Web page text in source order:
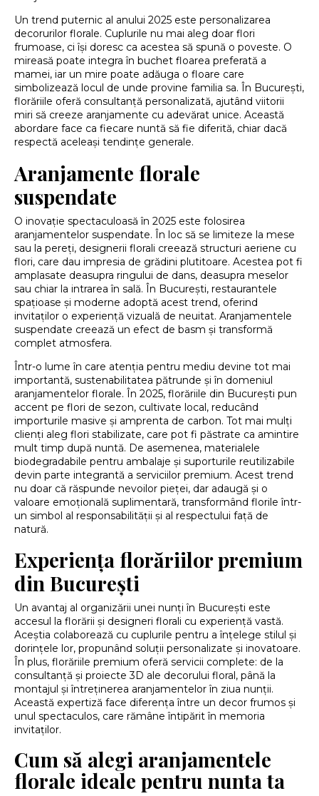
Un trend puternic al anului 2025 este personalizarea
decorurilor florale. Cuplurile nu mai aleg doar flori
frumoase, ci își doresc ca acestea să spună o poveste. O
mireasă poate integra în buchet floarea preferată a
mamei, iar un mire poate adăuga o floare care
simbolizează locul de unde provine familia sa. În București,
florăriile oferă consultanță personalizată, ajutând viitorii
miri să creeze aranjamente cu adevărat unice. Această
abordare face ca fiecare nuntă să fie diferită, chiar dacă
respectă aceleași tendințe generale.
Aranjamente florale
suspendate
O inovație spectaculoasă în 2025 este folosirea
aranjamentelor suspendate. În loc să se limiteze la mese
sau la pereți, designerii florali creează structuri aeriene cu
flori, care dau impresia de grădini plutitoare. Acestea pot fi
amplasate deasupra ringului de dans, deasupra meselor
sau chiar la intrarea în sală. În București, restaurantele
spațioase și moderne adoptă acest trend, oferind
invitaților o experiență vizuală de neuitat. Aranjamentele
suspendate creează un efect de basm și transformă
complet atmosfera.
Într-o lume în care atenția pentru mediu devine tot mai
importantă, sustenabilitatea pătrunde și în domeniul
aranjamentelor florale. În 2025, florăriile din București pun
accent pe flori de sezon, cultivate local, reducând
importurile masive și amprenta de carbon. Tot mai mulți
clienți aleg flori stabilizate, care pot fi păstrate ca amintire
mult timp după nuntă. De asemenea, materialele
biodegradabile pentru ambalaje și suporturile reutilizabile
devin parte integrantă a serviciilor premium. Acest trend
nu doar că răspunde nevoilor pieței, dar adaugă și o
valoare emoțională suplimentară, transformând florile într-
un simbol al responsabilității și al respectului față de
natură.
Experiența florăriilor premium
din București
Un avantaj al organizării unei nunți în București este
accesul la florării și designeri florali cu experiență vastă.
Aceștia colaborează cu cuplurile pentru a înțelege stilul și
dorințele lor, propunând soluții personalizate și inovatoare.
În plus, florăriile premium oferă servicii complete: de la
consultanță și proiecte 3D ale decorului floral, până la
montajul și întreținerea aranjamentelor în ziua nunții.
Această expertiză face diferența între un decor frumos și
unul spectaculos, care rămâne întipărit în memoria
invitaților.
Cum să alegi aranjamentele
florale ideale pentru nunta ta